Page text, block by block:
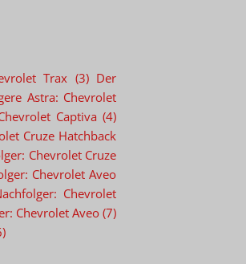
Trax (3) Der
Astra: Chevrolet
Captiva (4)
Cruze Hatchback
Chevrolet Cruze
Chevrolet Aveo
Chevrolet
Chevrolet Aveo (7)